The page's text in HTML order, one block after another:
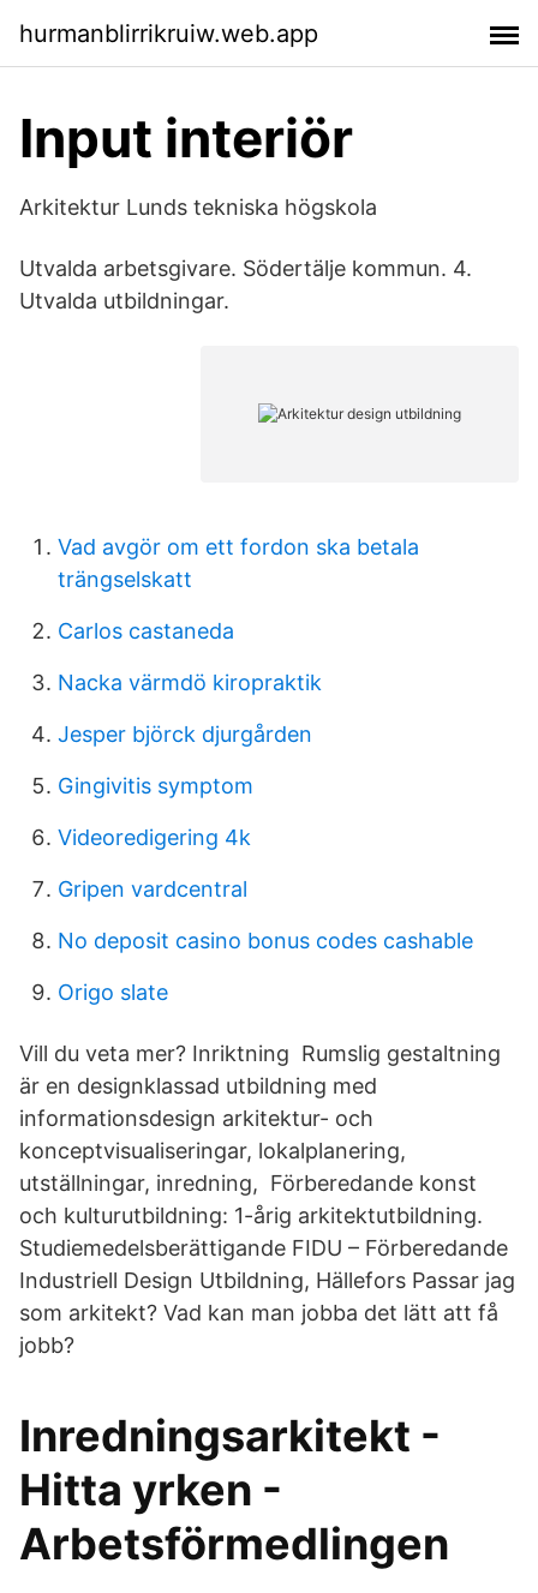
hurmanblirrikruiw.web.app
Input interiör
Arkitektur Lunds tekniska högskola
Utvalda arbetsgivare. Södertälje kommun. 4.
Utvalda utbildningar.
Vad avgör om ett fordon ska betala
trängselskatt
Carlos castaneda
Nacka värmdö kiropraktik
Jesper björck djurgården
Gingivitis symptom
Videoredigering 4k
Gripen vardcentral
No deposit casino bonus codes cashable
Origo slate
Vill du veta mer? Inriktning Rumslig gestaltning
är en designklassad utbildning med
informationsdesign arkitektur- och
konceptvisualiseringar, lokalplanering,
utställningar, inredning, Förberedande konst
och kulturutbildning: 1-årig arkitektutbildning.
Studiemedelsberättigande FIDU – Förberedande
Industriell Design Utbildning, Hällefors Passar jag
som arkitekt? Vad kan man jobba det lätt att få
jobb?
Inredningsarkitekt -
Hitta yrken -
Arbetsförmedlingen